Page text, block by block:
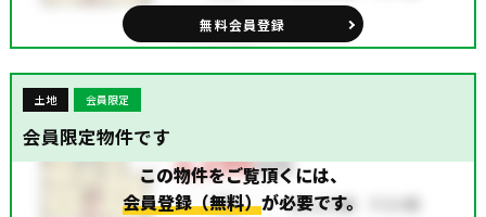
無料会員登録
土地 会員限定
会員限定物件です
この物件をご覧頂くには、
会員登録（無料）が必要です。